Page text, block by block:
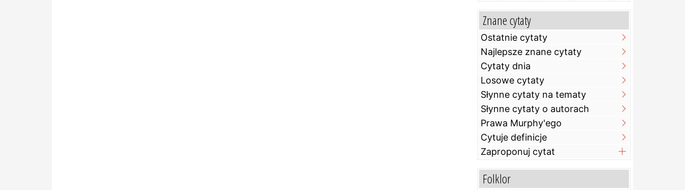
Znane cytaty
Ostatnie cytaty
Najlepsze znane cytaty
Cytaty dnia
Losowe cytaty
Słynne cytaty na tematy
Słynne cytaty o autorach
Prawa Murphy'ego
Cytuje definicje
Zaproponuj cytat
Folklor